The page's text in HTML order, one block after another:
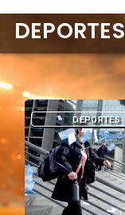
DEPORTES
DEPORTES